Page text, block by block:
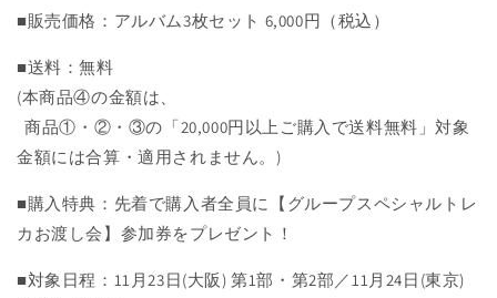
■販売価格：アルバム3枚セット 6,000円（税込）
■送料：無料
(本商品④の金額は、
商品①・②・③の「20,000円以上ご購入で送料無料」対象
金額には合算・適用されません。)
■購入特典：先着で購入者全員に【グループスペシャルトレ
カお渡し会】参加券をプレゼント！
■対象日程：11月23日(大阪) 第1部・第2部／11月24日(東京)